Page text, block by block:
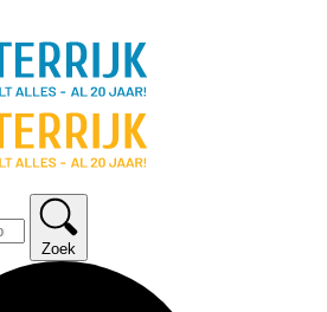
Zoek